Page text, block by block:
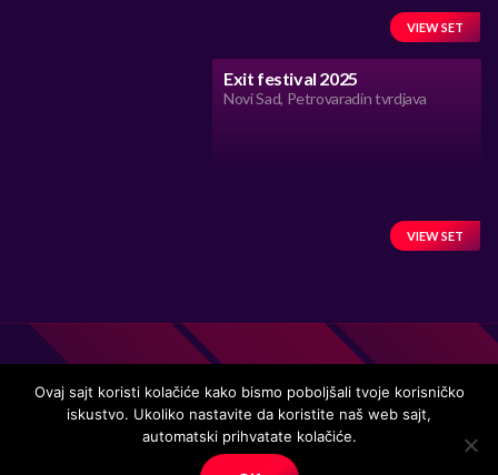
VIEW SET
Exit festival 2025
Novi Sad, Petrovaradin tvrdjava
VIEW SET
Handmade in Serbia 15 years ago, while listening to the great
Ovaj sajt koristi kolačiće kako bismo poboljšali tvoje korisničko
iskustvo. Ukoliko nastavite da koristite naš web sajt,
automatski prihvatate kolačiće.